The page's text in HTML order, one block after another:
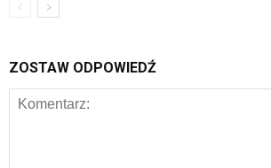
ZOSTAW ODPOWIEDŹ